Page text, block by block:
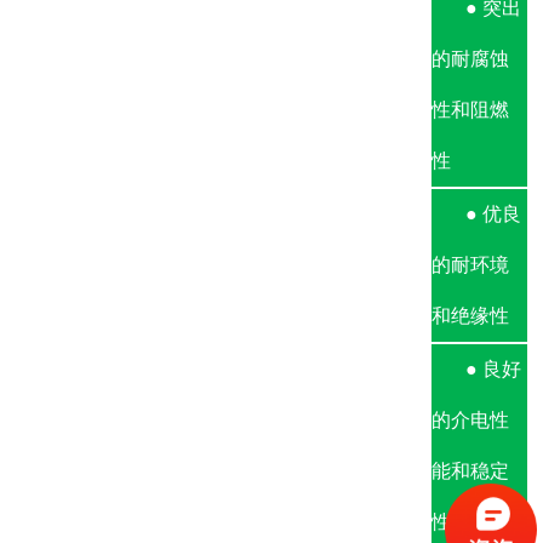
● 突出
的耐腐蚀
性和阻燃
性
● 优良
的耐环境
和绝缘性
● 良好
的介电性
能和稳定
性